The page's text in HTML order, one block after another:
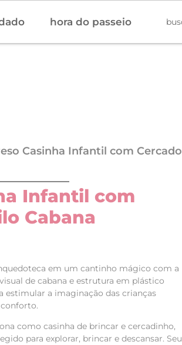
hora do passeio
Casinha Infantil com Cercado
Infantil com
Cabana
em um cantinho mágico com a
de cabana e estrutura em plástico
estimular a imaginação das crianças
como casinha de brincar e cercadinho,
para explorar, brincar e descansar. Seu